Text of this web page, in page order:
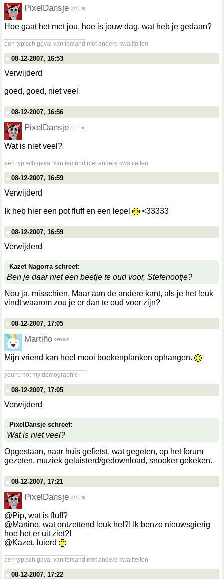
PixelDansje
Hoe gaat het met jou, hoe is jouw dag, wat heb je gedaan?
een typisch geval van iemand met andere kwaliteiten
08-12-2007, 16:53
Verwijderd
goed, goed, niet veel
08-12-2007, 16:56
PixelDansje
Wat is niet veel?
een typisch geval van iemand met andere kwaliteiten
08-12-2007, 16:59
Verwijderd
Ik heb hier een pot fluff en een lepel <33333
08-12-2007, 16:59
Verwijderd
Kazet Nagorra schreef:
Ben je daar niet een beetje te oud voor, Stefenootje?
Nou ja, misschien. Maar aan de andere kant, als je het leuk
vindt waarom zou je er dan te oud voor zijn?
08-12-2007, 17:05
Martiño
Mijn vriend kan heel mooi boekenplanken ophangen.
you're not my demographic
08-12-2007, 17:05
Verwijderd
PixelDansje schreef:
Wat is niet veel?
Opgestaan, naar huis gefietst, wat gegeten, op het forum
gezeten, muziek geluisterd/gedownload, snooker gekeken.
08-12-2007, 17:21
PixelDansje
@Pip, wat is fluff?
@Martino, wat ontzettend leuk he!?! Ik benzo nieuwsgierig
hoe het er uit ziet?!
@Kazet, luierd
een typisch geval van iemand met andere kwaliteiten
08-12-2007, 17:22